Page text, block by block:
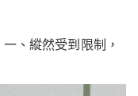
、縱然受到限制，